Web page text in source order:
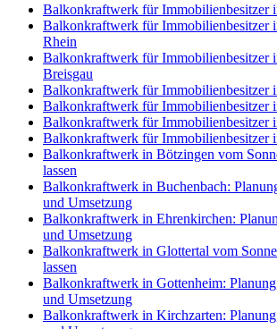
Balkonkraftwerk für Immobilienbesitzer
Balkonkraftwerk für Immobilienbesitzer
Rhein
Balkonkraftwerk für Immobilienbesitzer
Breisgau
Balkonkraftwerk für Immobilienbesitzer
Balkonkraftwerk für Immobilienbesitzer
Balkonkraftwerk für Immobilienbesitzer
Balkonkraftwerk für Immobilienbesitzer
Balkonkraftwerk in Bötzingen vom
lassen
Balkonkraftwerk in Buchenbach:
und Umsetzung
Balkonkraftwerk in Ehrenkirchen:
und Umsetzung
Balkonkraftwerk in Glottertal vom
lassen
Balkonkraftwerk in Gottenheim:
und Umsetzung
Balkonkraftwerk in Kirchzarten: